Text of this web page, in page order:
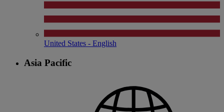
United States - English
Asia Pacific